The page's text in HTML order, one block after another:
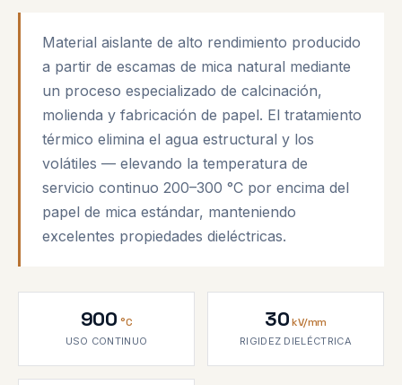
Material aislante de alto rendimiento producido
a partir de escamas de mica natural mediante
un proceso especializado de calcinación,
molienda y fabricación de papel. El tratamiento
térmico elimina el agua estructural y los
volátiles — elevando la temperatura de
servicio continuo 200–300 °C por encima del
papel de mica estándar, manteniendo
excelentes propiedades dieléctricas.
900 °C
USO CONTINUO
30 kV/mm
RIGIDEZ DIELÉCTRICA